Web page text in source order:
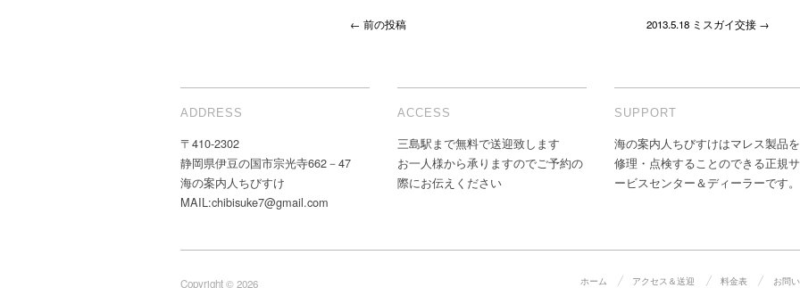
← 前の投稿 2013.5.18 ミスガイ交接 →
ADDRESS
〒410-2302
静岡県伊豆の国市宗光寺662－47
海の案内人ちびすけ
MAIL:chibisuke7@gmail.com
ACCESS
三島駅まで無料で送迎致します
お一人様から承りますのでご予約の
際にお伝えください
SUPPORT
海の案内人ちびすけはマレス製品を
修理・点検することのできる正規サ
ービスセンター＆ディーラーです。
Copyright © 2026 ホーム アクセス＆送迎 料金表 お問